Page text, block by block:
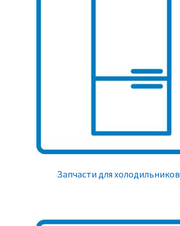
Запчасти для холодильников